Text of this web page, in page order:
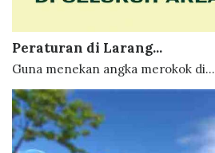
Peraturan di Larang...
Guna menekan angka merokok di...